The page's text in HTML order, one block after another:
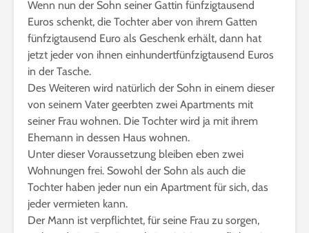
Wenn nun der Sohn seiner Gattin fünfzigtausend
Euros schenkt, die Tochter aber von ihrem Gatten
fünfzigtausend Euro als Geschenk erhält, dann hat
jetzt jeder von ihnen einhundertfünfzigtausend Euros
in der Tasche.
Des Weiteren wird natürlich der Sohn in einem dieser
von seinem Vater geerbten zwei Apartments mit
seiner Frau wohnen. Die Tochter wird ja mit ihrem
Ehemann in dessen Haus wohnen.
Unter dieser Voraussetzung bleiben eben zwei
Wohnungen frei. Sowohl der Sohn als auch die
Tochter haben jeder nun ein Apartment für sich, das
jeder vermieten kann.
Der Mann ist verpflichtet, für seine Frau zu sorgen,